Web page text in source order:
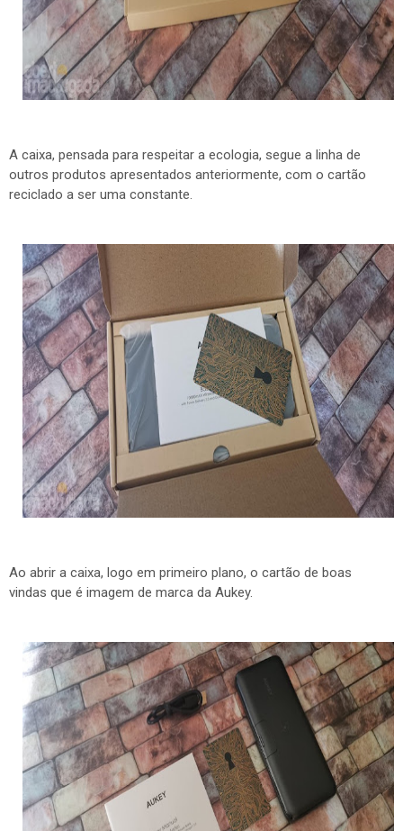
A caixa, pensada para respeitar a ecologia, segue a linha de
outros produtos apresentados anteriormente, com o cartão
reciclado a ser uma constante.
Ao abrir a caixa, logo em primeiro plano, o cartão de boas
vindas que é imagem de marca da Aukey.